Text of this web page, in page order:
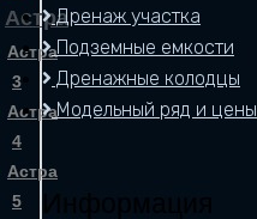
Астра
Астра
3
Астра
4
Астра
5
Дренаж участка
Подземные емкости
Дренажные колодцы
Модельный ряд и цены